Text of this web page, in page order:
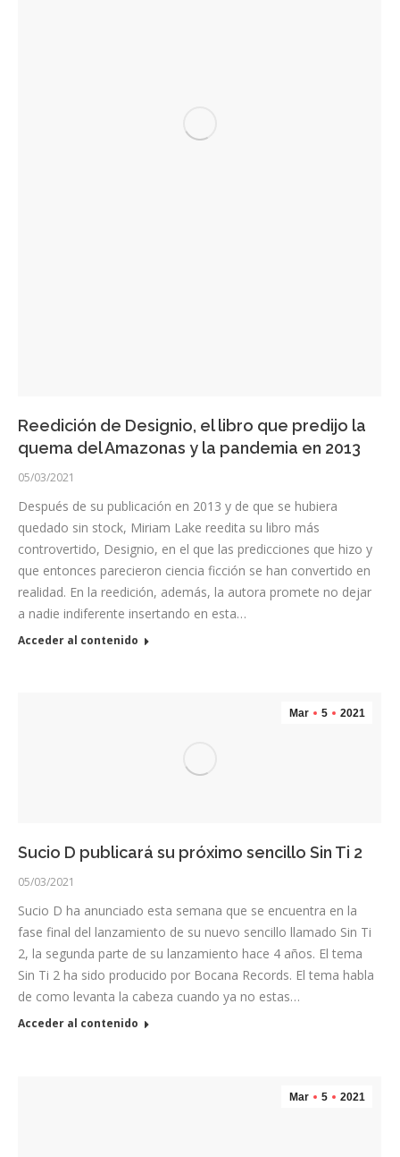
Reedición de Designio, el libro que predijo la
quema del Amazonas y la pandemia en 2013
05/03/2021
Después de su publicación en 2013 y de que se hubiera
quedado sin stock, Miriam Lake reedita su libro más
controvertido, Designio, en el que las predicciones que hizo y
que entonces parecieron ciencia ficción se han convertido en
realidad. En la reedición, además, la autora promete no dejar
a nadie indiferente insertando en esta…
Acceder al contenido
Mar 5 2021
Sucio D publicará su próximo sencillo Sin Ti 2
05/03/2021
Sucio D ha anunciado esta semana que se encuentra en la
fase final del lanzamiento de su nuevo sencillo llamado Sin Ti
2, la segunda parte de su lanzamiento hace 4 años. El tema
Sin Ti 2 ha sido producido por Bocana Records. El tema habla
de como levanta la cabeza cuando ya no estas…
Acceder al contenido
Mar 5 2021